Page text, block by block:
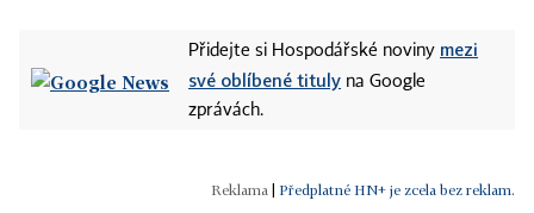
Přidejte si Hospodářské noviny mezi
své oblíbené tituly na Google
zprávách.
Předplatné HN+ je zcela bez reklam.